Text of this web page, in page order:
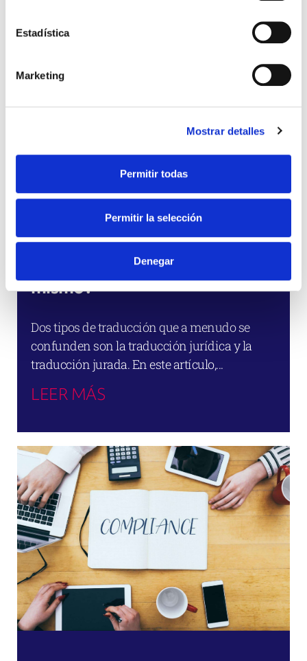
Estadística
Marketing
Mostrar detalles
Permitir todas
Permitir la selección
Denegar
Traducción jurídica y
traducción jurada: ¿son lo
mismo?
Dos tipos de traducción que a menudo se
confunden son la traducción jurídica y la
traducción jurada. En este artículo,...
LEER MÁS